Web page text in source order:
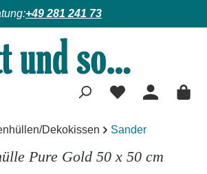
+49 281 241 73
Dekokissen Sander
Pure Gold 50 x 50 cm